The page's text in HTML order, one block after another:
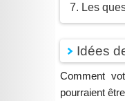
Les
Idées
Comment
pourraient